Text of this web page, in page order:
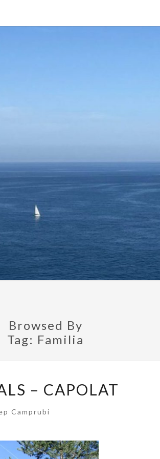
Browsed By
Tag: Familia
– CAPOLAT
Camprubi